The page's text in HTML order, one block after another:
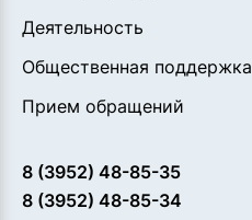
Деятельность
Общественная поддержка
Прием обращений
8 (3952) 48-85-35
8 (3952) 48-85-34